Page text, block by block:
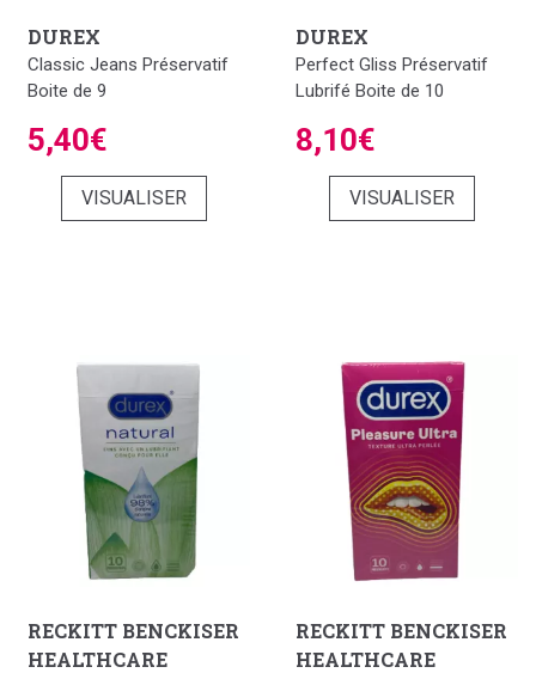
DUREX
Classic Jeans Préservatif
Boite de 9
5,40€
VISUALISER
DUREX
Perfect Gliss Préservatif
Lubrifé Boite de 10
8,10€
VISUALISER
RECKITT BENCKISER
HEALTHCARE
RECKITT BENCKISER
HEALTHCARE